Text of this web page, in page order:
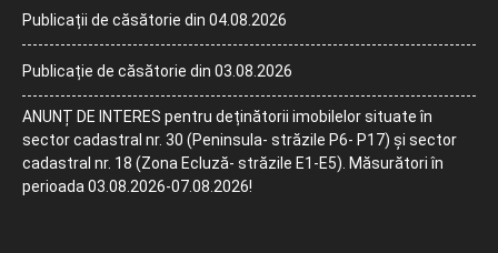
Publicații de căsătorie din 04.08.2026
Publicație de căsătorie din 03.08.2026
ANUNȚ DE INTERES pentru deținătorii imobilelor situate în
sector cadastral nr. 30 (Peninsula- străzile P6- P17) și sector
cadastral nr. 18 (Zona Ecluză- străzile E1-E5). Măsurători în
perioada 03.08.2026-07.08.2026!